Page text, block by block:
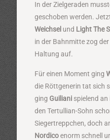
In der Zielgeraden
geschoben werden.
Weichsel und Light The
in der Bahnmitte zog
Haltung auf.
Für einen Moment ging
die Röttgenerin tat sich
ging Guiliani spielend an
den Tertullian-Sohn
Siegertreppchen, doch
Nordicoenorm schnell